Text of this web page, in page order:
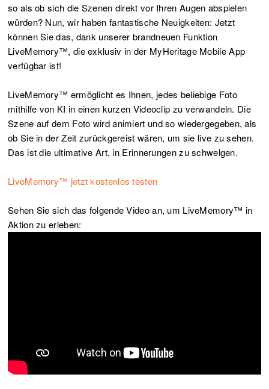
so als ob sich die Szenen direkt vor Ihren Augen abspielen
würden? Nun, wir haben fantastische Neuigkeiten: Jetzt
können Sie das, dank unserer brandneuen Funktion
LiveMemory™, die exklusiv in der MyHeritage Mobile App
verfügbar ist!
LiveMemory™ ermöglicht es Ihnen, jedes beliebige Foto
mithilfe von KI in einen kurzen Videoclip zu verwandeln. Die
Szene auf dem Foto wird animiert und so wiedergegeben, als
ob Sie in der Zeit zurückgereist wären, um sie live zu sehen.
Das ist die ultimative Art, in Erinnerungen zu schwelgen.
LiveMemory™ jetzt kostenlos testen
Sehen Sie sich das folgende Video an, um LiveMemory™ in
Aktion zu erleben: